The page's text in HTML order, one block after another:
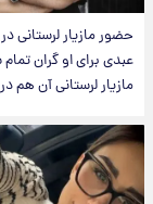
حضور مازیار لرستانی
عبدی برای او گران
مازیار لرستانی آن هم